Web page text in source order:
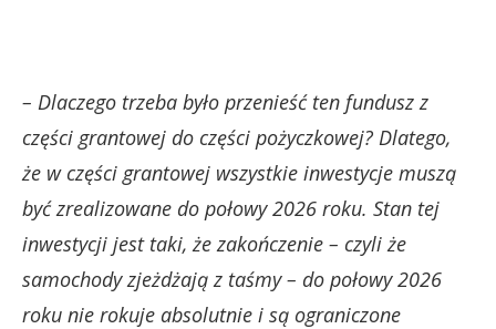
– Dlaczego trzeba było przenieść ten fundusz z
części grantowej do części pożyczkowej? Dlatego,
że w części grantowej wszystkie inwestycje muszą
być zrealizowane do połowy 2026 roku. Stan tej
inwestycji jest taki, że zakończenie – czyli że
samochody zjeżdżają z taśmy – do połowy 2026
roku nie rokuje absolutnie i są ograniczone